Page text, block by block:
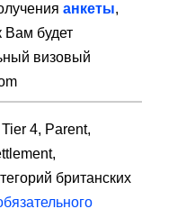
анкеты,
Вам будет
визовый
4, Parent,
британских